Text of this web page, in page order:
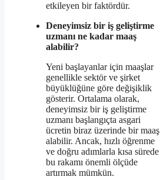
etkileyen bir faktördür.
Deneyimsiz bir iş geliştirme
uzmanı ne kadar maaş
alabilir?
Yeni başlayanlar için maaşlar
genellikle sektör ve şirket
büyüklüğüne göre değişiklik
gösterir. Ortalama olarak,
deneyimsiz bir iş geliştirme
uzmanı başlangıçta asgari
ücretin biraz üzerinde bir maaş
alabilir. Ancak, hızlı öğrenme
ve doğru adımlarla kısa sürede
bu rakamı önemli ölçüde
artırmak mümkün.